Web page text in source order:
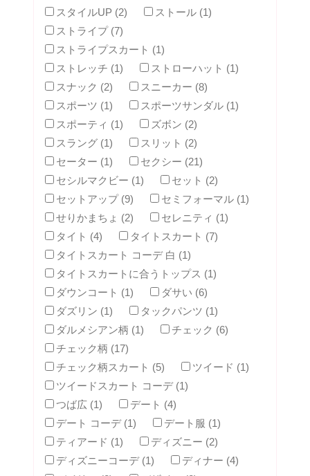
スタイルUP (2)
ストール (1)
ストライプ (7)
ストライプスカート (1)
ストレッチ (1)
ストローハット (1)
スナック (2)
スニーカー (8)
スポーツ (1)
スポーツサンダル (1)
スポーティ (1)
ズボン (2)
スラング (1)
スリット (2)
セーター (1)
セクシー (21)
セシルマクビー (1)
セット (2)
セットアップ (9)
セミフォーマル (1)
せりかまちょ (2)
セレニティ (1)
タイト (4)
タイトスカート (7)
タイトスカート コーデ 白 (1)
タイトスカートに合うトップス (1)
ダウンコート (1)
ダサい (6)
ダズリン (1)
タックパンツ (1)
ダルメシアン柄 (1)
チェック (6)
チェック柄 (17)
チェック柄スカート (5)
ツイード (1)
ツイードスカート コーデ (1)
つば広 (1)
デート (4)
デート コーデ (1)
デート服 (1)
ティアード (1)
ディズニー (2)
ディズニーコーデ (1)
ディナー (4)